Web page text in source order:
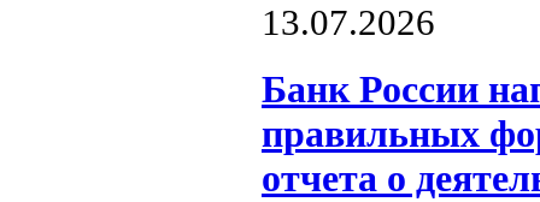
13.07.2026
Банк России
правильных
отчета о